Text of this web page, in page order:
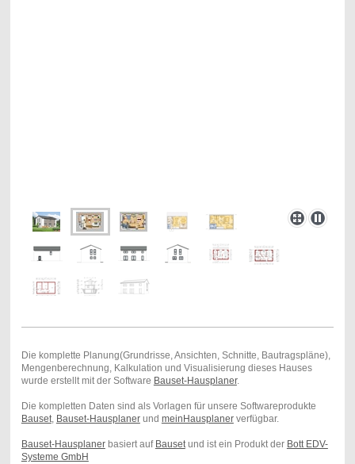
Die komplette Planung(Grundrisse, Ansichten, Schnitte, Bautragspläne),
Mengenberechnung, Kalkulation und Visualisierung dieses Hauses
wurde erstellt mit der Software Bauset-Hausplaner.
Die kompletten Daten sind als Vorlagen für unsere Softwareprodukte
Bauset, Bauset-Hausplanerund meinHausplanerverfügbar.
Bauset-Hausplanerbasiert auf Bausetund ist ein Produkt der Bott EDV-
Systeme GmbH